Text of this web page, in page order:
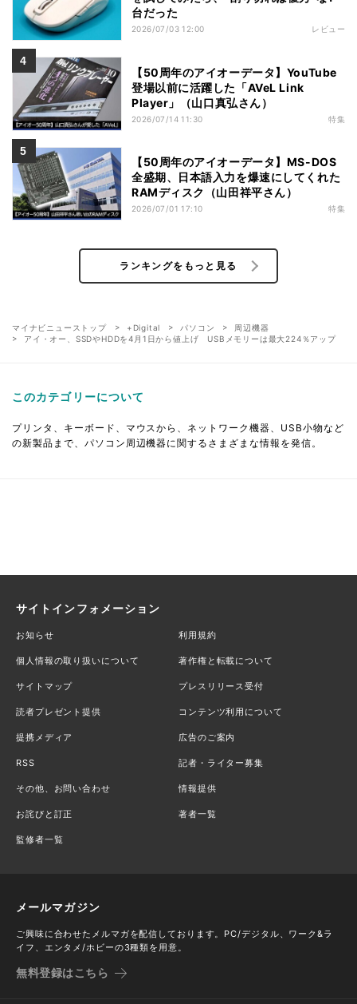
台だった
2026/07/03 12:00 レビュー
【50周年のアイオーデータ】YouTube
登場以前に活躍した「AVeL Link
Player」（山口真弘さん）
2026/07/14 11:30 特集
【50周年のアイオーデータ】MS-DOS
全盛期、日本語入力を爆速にしてくれた
RAMディスク（山田祥平さん）
2026/07/01 17:10 特集
ランキングをもっと見る
マイナビニューストップ +Digital パソコン
周辺機器
アイ・オー、SSDやHDDを4月1日から値上げ USBメモリーは最大224％アップ
このカテゴリーについて
プリンタ、キーボード、マウスから、ネットワーク機器、USB小物など
の新製品まで、パソコン周辺機器に関するさまざまな情報を発信。
サイトインフォメーション
お知らせ 利用規約
個人情報の取り扱いについて 著作権と転載について
サイトマップ プレスリリース受付
読者プレゼント提供 コンテンツ利用について
提携メディア 広告のご案内
RSS 記者・ライター募集
その他、お問い合わせ 情報提供
お詫びと訂正 著者一覧
監修者一覧
メールマガジン
ご興味に合わせたメルマガを配信しております。PC/デジタル、ワーク&ラ
イフ、エンタメ/ホビーの3種類を用意。
無料登録はこちら